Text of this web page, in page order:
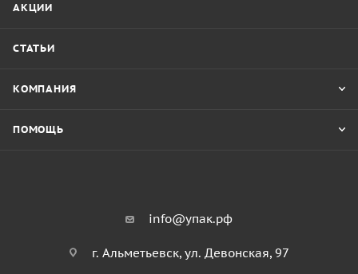
АКЦИИ
СТАТЬИ
КОМПАНИЯ
ПОМОЩЬ
info@упак.рф
г. Альметьевск, ул. Девонская, 97